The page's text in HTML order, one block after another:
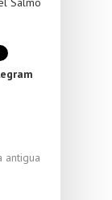
antigua